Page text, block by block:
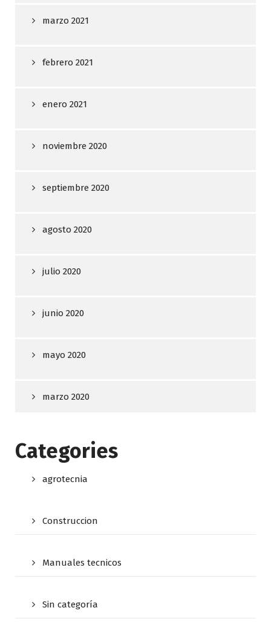
marzo 2021
febrero 2021
enero 2021
noviembre 2020
septiembre 2020
agosto 2020
julio 2020
junio 2020
mayo 2020
marzo 2020
Categories
agrotecnia
Construccion
Manuales tecnicos
Sin categoría